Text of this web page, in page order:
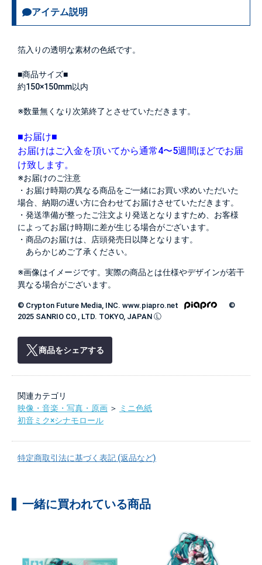
アイテム説明
箔入りの透明な素材の色紙です。
■商品サイズ■
約150×150mm以内
※数量無くなり次第終了とさせていただきます。
■お届け■
お届けはご入金を頂いてから通常4〜5週間ほどでお届
け致します。
※お届けのご注意
・お届け時期の異なる商品をご一緒にお買い求めいただいた
場合、納期の遅い方に合わせてお届けさせていただきます。
・発送準備が整ったご注文より発送となりますため、お客様
によってお届け時期に差が生じる場合がございます。
・商品のお届けは、店頭発売日以降となります。
あらかじめご了承ください。
※画像はイメージです。実際の商品とは仕様やデザインが若干
異なる場合がございます。
© Crypton Future Media, INC. www.piapro.net
©
2025 SANRIO CO., LTD. TOKYO, JAPAN Ⓛ
商品をシェアする
関連カテゴリ
映像・音楽・写真・原画 ＞ ミニ色紙
初音ミク×シナモロール
特定商取引法に基づく表記 (返品など)
一緒に買われている商品